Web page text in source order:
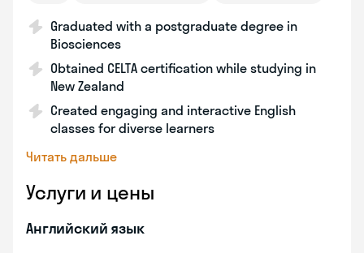
Graduated with a postgraduate degree in
Biosciences
Obtained CELTA certification while studying in
New Zealand
Created engaging and interactive English
classes for diverse learners
Читать дальше
Услуги и цены
Английский язык